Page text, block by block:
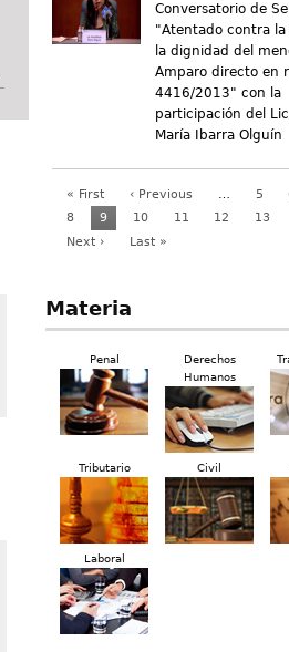
Conversatorio de
"Atentado contra la
la dignidad del
Amparo directo en
4416/2013" con la
participación del
María Ibarra Olguín
« First ‹ Previous … 5
8
9 10 11 12 13
Next ›
Last »
Materia
Penal
Derechos
Humanos
Tributario Civil
Laboral